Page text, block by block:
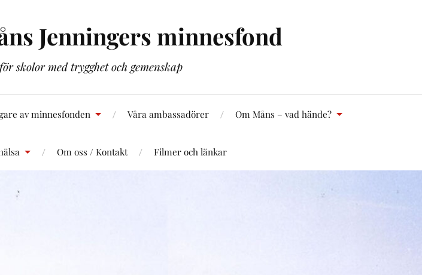
Jenningers minnesfond
skolor med trygghet och gemenskap
av minnesfonden Våra ambassadörer Om Måns – vad hände?
Om oss / Kontakt Filmer och länkar